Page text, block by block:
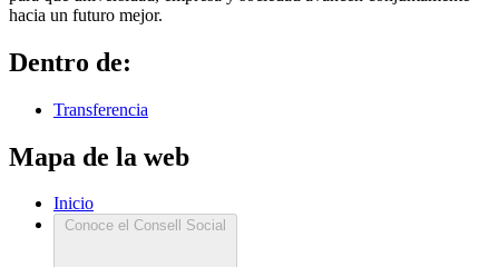
hacia un futuro mejor.
Dentro de:
Transferencia
Mapa de la web
Inicio
Conoce el Consell Social